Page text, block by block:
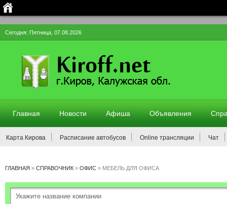
Сегодня: Пятница, 07.08.2026
Главная Новости Афиша Объявления
Карта Кирова Расписание автобусов Online трансляции Чат
ГЛАВНАЯ » СПРАВОЧНИК » ОФИС » МЕБЕЛЬ ДЛЯ ОФИСА